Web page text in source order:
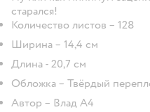
старался!
Количество листов – 128
Ширина – 14,4 см
Длина - 20,7 см
Обложка – Твёрдый
Автор – Влад А4